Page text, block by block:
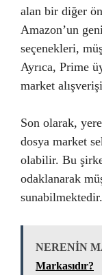
alan bir diğer
Amazon’un
seçenekleri,
Ayrıca, Prime
market
Son olarak,
dosya market
olabilir. Bu
odaklanarak
sunabilmektedir.
NERENİN
Markasıdır?